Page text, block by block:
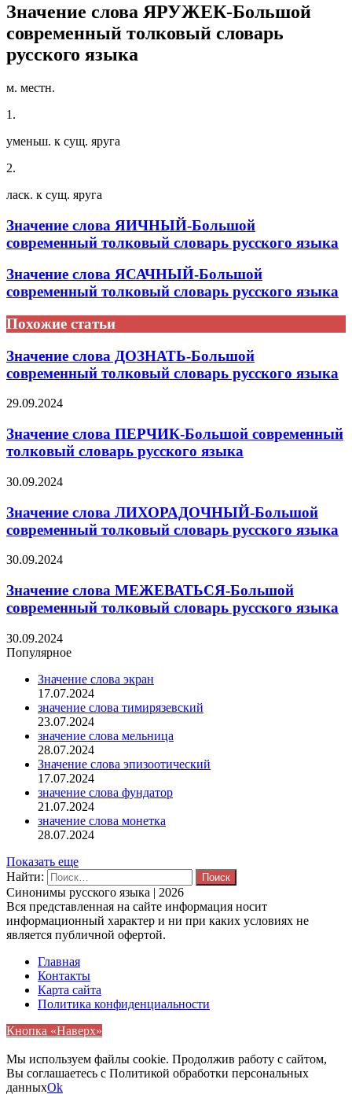
Значение слова ЯРУЖЕК-Большой
современный толковый словарь
русского языка
м. местн.
1.
уменьш. к сущ. яруга
2.
ласк. к сущ. яруга
Значение слова ЯИЧНЫЙ-Большой
современный толковый словарь русского языка
Значение слова ЯСАЧНЫЙ-Большой
современный толковый словарь русского языка
Похожие статьи
Значение слова ДОЗНАТЬ-Большой
современный толковый словарь русского языка
29.09.2024
Значение слова ПЕРЧИК-Большой современный
толковый словарь русского языка
30.09.2024
Значение слова ЛИХОРАДОЧНЫЙ-Большой
современный толковый словарь русского языка
30.09.2024
Значение слова МЕЖЕВАТЬСЯ-Большой
современный толковый словарь русского языка
30.09.2024
Популярное
Значение слова экран
17.07.2024
значение слова тимирязевский
23.07.2024
значение слова мельница
28.07.2024
Значение слова эпизоотический
17.07.2024
значение слова фундатор
21.07.2024
значение слова монетка
28.07.2024
Показать еще
Найти:
Синонимы русского языка | 2026
Вся представленная на сайте информация носит
информационный характер и ни при каких условиях не
является публичной офертой.
Главная
Контакты
Карта сайта
Политика конфиденциальности
Кнопка «Наверх»
Мы используем файлы cookie. Продолжив работу с сайтом,
Вы соглашаетесь с Политикой обработки персональных
данныхOk